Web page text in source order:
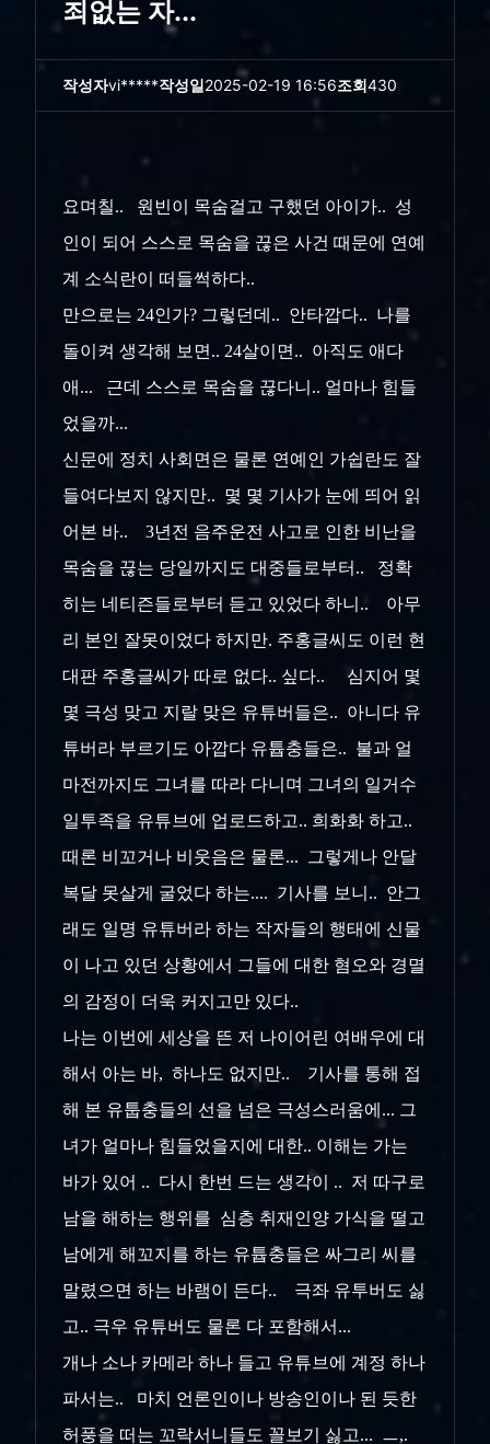
죄없는 자...
작성자vi*****작성일2025-02-19 16:56조회430
요며칠.. 원빈이 목숨걸고 구했던 아이가.. 성
인이 되어 스스로 목숨을 끊은 사건 때문에 연예
계 소식란이 떠들썩하다..
만으로는 24인가? 그렇던데.. 안타깝다.. 나를
돌이켜 생각해 보면.. 24살이면.. 아직도 애다
애... 근데 스스로 목숨을 끊다니.. 얼마나 힘들
었을까...
신문에 정치 사회면은 물론 연예인 가쉽란도 잘
들여다보지 않지만.. 몇 몇 기사가 눈에 띄어 읽
어본 바.. 3년전 음주운전 사고로 인한 비난을
목숨을 끊는 당일까지도 대중들로부터.. 정확
히는 네티즌들로부터 듣고 있었다 하니.. 아무
리 본인 잘못이었다 하지만. 주홍글씨도 이런 현
대판 주홍글씨가 따로 없다.. 싶다.. 심지어 몇
몇 극성 맞고 지랄 맞은 유튜버들은.. 아니다 유
튜버라 부르기도 아깝다 유튭충들은.. 불과 얼
마전까지도 그녀를 따라 다니며 그녀의 일거수
일투족을 유튜브에 업로드하고.. 희화화 하고..
때론 비꼬거나 비웃음은 물론... 그렇게나 안달
복달 못살게 굴었다 하는.... 기사를 보니.. 안그
래도 일명 유튜버라 하는 작자들의 행태에 신물
이 나고 있던 상황에서 그들에 대한 혐오와 경멸
의 감정이 더욱 커지고만 있다..
나는 이번에 세상을 뜬 저 나이어린 여배우에 대
해서 아는 바, 하나도 없지만.. 기사를 통해 접
해 본 유툽충들의 선을 넘은 극성스러움에... 그
녀가 얼마나 힘들었을지에 대한.. 이해는 가는
바가 있어 .. 다시 한번 드는 생각이 .. 저 따구로
남을 해하는 행위를 심층 취재인양 가식을 떨고
남에게 해꼬지를 하는 유튭충들은 싸그리 씨를
말렸으면 하는 바램이 든다.. 극좌 유투버도 싫
고.. 극우 유튜버도 물론 다 포함해서...
개나 소나 카메라 하나 들고 유튜브에 계정 하나
파서는.. 마치 언론인이나 방송인이나 된 듯한
허풍을 떠는 꼬락서니들도 꼴보기 싫고... ㅡ,.